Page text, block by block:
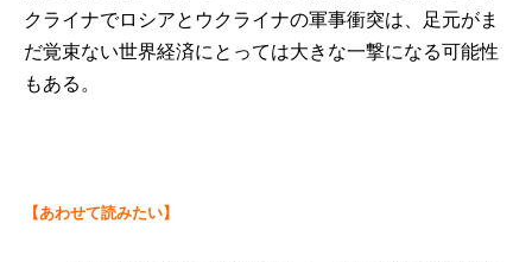
クライナでロシアとウクライナの軍事衝突は、足元がま
だ覚束ない世界経済にとっては大きな一撃になる可能性
もある。
【あわせて読みたい】